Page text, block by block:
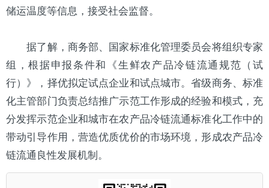
储运温度等信息，接受社会监督。
据了解，商务部、国家标准化管理委员会将组织专家
组，根据申报条件和《生鲜农产品冷链流通规范（试
行）》，择优拟定试点企业和试点城市。省级商务、标准
化主管部门负责总结推广示范工作形成的经验和模式，充
分发挥示范企业和城市在农产品冷链流通标准化工作中的
带动引导作用，营造优质优价的市场环境，形成农产品冷
链流通良性发展机制。